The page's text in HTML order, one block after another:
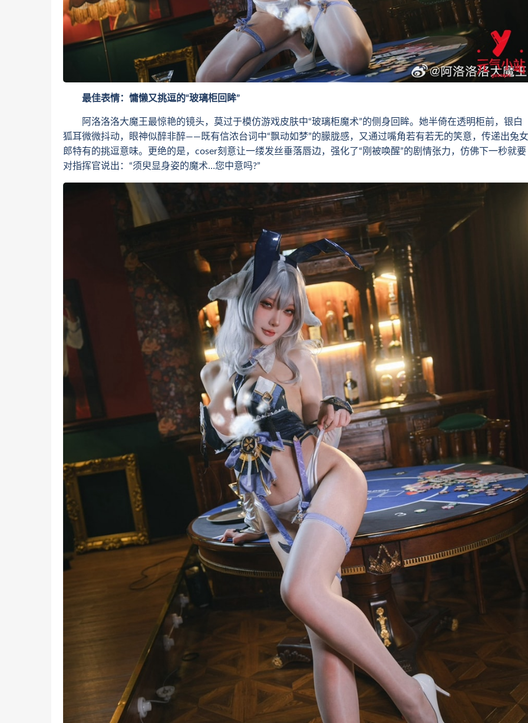
最佳表情：慵懒又挑逗的“玻璃柜回眸”
阿洛洛洛大魔王最惊艳的镜头，莫过于模仿游戏皮肤中“玻璃柜魔术”的侧身回眸。她半倚在透明柜前，银白
狐耳微微抖动，眼神似醉非醉——既有信浓台词中“飘动如梦”的朦胧感，又通过嘴角若有若无的笑意，传递出兔女
郎特有的挑逗意味。更绝的是，coser刻意让一缕发丝垂落唇边，强化了“刚被唤醒”的剧情张力，仿佛下一秒就要
对指挥官说出：“须臾显身姿的魔术…您中意吗?”